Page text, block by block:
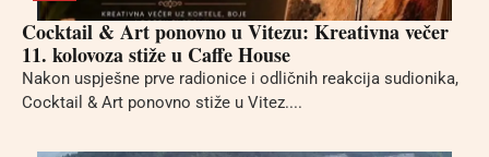
Cocktail & Art ponovno u Vitezu: Kreativna večer
11. kolovoza stiže u Caffe House
Nakon uspješne prve radionice i odličnih reakcija sudionika,
Cocktail & Art ponovno stiže u Vitez....